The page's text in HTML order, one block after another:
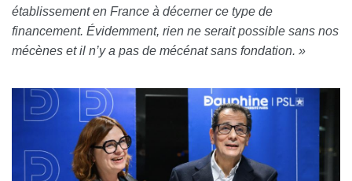
établissement en France à décerner ce type de
financement. Évidemment, rien ne serait possible sans nos
mécènes et il n’y a pas de mécénat sans fondation. »